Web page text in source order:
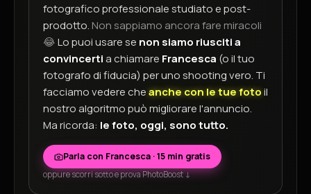
fotografico professionale studiato e post-
prodotto. Non sappiamo ancora fare miracoli
😂Lo puoi usare se non siamo riusciti a
convincertia chiamare Francesca (o il tuo
fotografo di fiducia) per uno shooting vero. Ti
facciamo vedere cheanche con le tue fotoil
nostro algoritmo può migliorare l'annuncio.
Ma ricorda: le foto, oggi, sono tutto.
Parla con Francesca · 15 min gratis
oppure scorri sotto e prova PhotoBoost ↓